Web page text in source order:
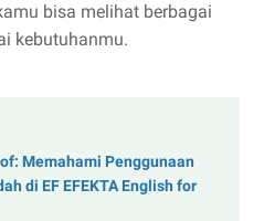
bisa melihat berbagai
kebutuhanmu.
Memahami Penggunaan
di EF EFEKTA English for